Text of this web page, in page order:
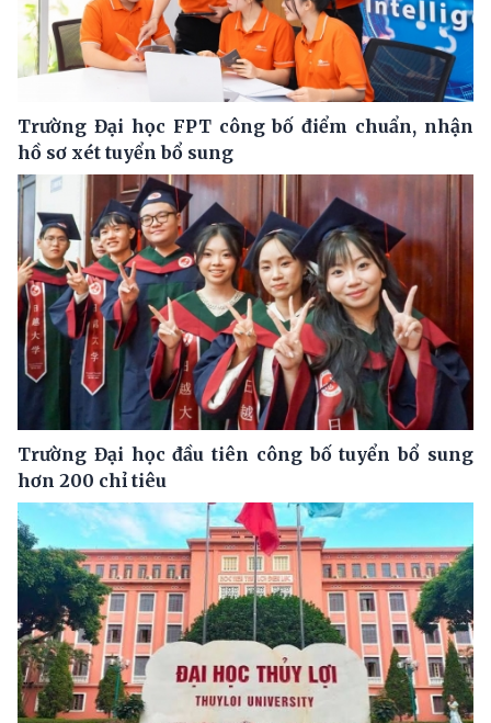
Trường Đại học FPT công bố điểm chuẩn, nhận
hồ sơ xét tuyển bổ sung
Trường Đại học đầu tiên công bố tuyển bổ sung
hơn 200 chỉ tiêu